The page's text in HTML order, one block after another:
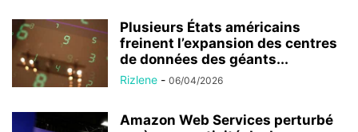
Plusieurs États américains
freinent l’expansion des centres
de données des géants...
Rizlene - 06/04/2026
Amazon Web Services perturbé